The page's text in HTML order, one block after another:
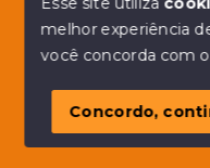
© Copyright 2026 -
SITE PARA IMOBILIARIA
melhor experiência
você concorda com
Concordo,